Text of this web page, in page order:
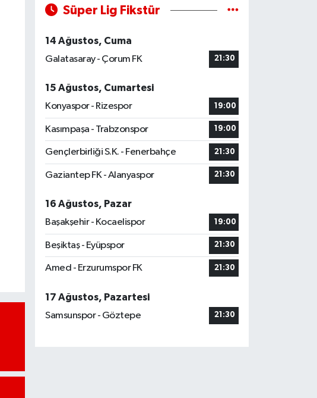
Süper Lig Fikstür
14 Ağustos, Cuma
Galatasaray - Çorum FK
21:30
15 Ağustos, Cumartesi
Konyaspor - Rizespor
19:00
Kasımpaşa - Trabzonspor 19:00
Gençlerbirliği S.K. - Fenerbahçe 21:30
Gaziantep FK - Alanyaspor 21:30
16 Ağustos, Pazar
Başakşehir - Kocaelispor
19:00
Beşiktaş - Eyüpspor 21:30
Amed - Erzurumspor FK 21:30
17 Ağustos, Pazartesi
Samsunspor - Göztepe
21:30